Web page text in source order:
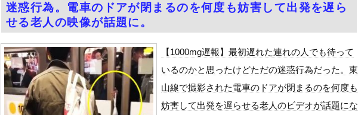
【朗報】齋藤飛鳥、前屈みで完全に見えてる動画が拡散されてしまう…
【画像】おまえらこういう地雷系の女子高生って好きじゃないの？
勇気を出して白人美女にチン凸したアジア人短小男
、爆笑されてしまうｗｗｗ
10年もの間浮気してた嫁。まさかと思い長男のDNA鑑定をするがいいな？と問うと、元嫁...
ウクライナ侵攻以降、ロシア軍兵士のHIV感染が2000％急増…ウクライナメディア！
【配信者】「金バエ」のSNS更新が1週間途絶え、様々な憶測が飛び交う。1週間ぶりの投...
迷惑行為。電車のドアが閉まるのを何度も妨害して出発を遅ら
せる老人の映像が話題に。
【1000mg遅報】最初遅れた連れの人でも待って
いるのかと思ったけどただの迷惑行為だった。東
山線で撮影された電車のドアが閉まるのを何度も
妨害して出発を遅らせる老人のビデオが話題にな